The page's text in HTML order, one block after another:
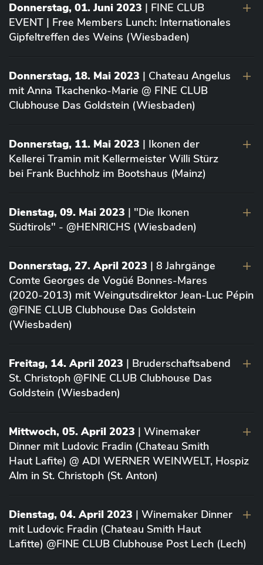
Donnerstag, 01. Juni 2023 | FINE CLUB
EVENT | Free Members Lunch: Internationales
Gipfeltreffen des Weins (Wiesbaden)
Donnerstag, 18. Mai 2023 | Chateau Angelus
mit Anna Tkachenko-Marie @ FINE CLUB
Clubhouse Das Goldstein (Wiesbaden)
Donnerstag, 11. Mai 2023 | Ikonen der
Kellerei Tramin mit Kellermeister Willi Stürz
bei Frank Buchholz im Bootshaus (Mainz)
Dienstag, 09. Mai 2023 | "Die Ikonen
Südtirols" - @HENRICHS (Wiesbaden)
Donnerstag, 27. April 2023 | 8 Jahrgänge
Comte Georges de Vogüé Bonnes-Mares
(2020-2013) mit Weingutsdirektor Jean-Luc Pépin
@FINE CLUB Clubhouse Das Goldstein
(Wiesbaden)
Freitag, 14. April 2023 | Bruderschaftsabend
St. Christoph @FINE CLUB Clubhouse Das
Goldstein (Wiesbaden)
Mittwoch, 05. April 2023 | Winemaker
Dinner mit Ludovic Fradin (Chateau Smith
Haut Lafite) @ ADI WERNER WEINWELT, Hospiz
Alm in St. Christoph (St. Anton)
Dienstag, 04. April 2023 | Winemaker Dinner
mit Ludovic Fradin (Chateau Smith Haut
Lafitte) @FINE CLUB Clubhouse Post Lech (Lech)